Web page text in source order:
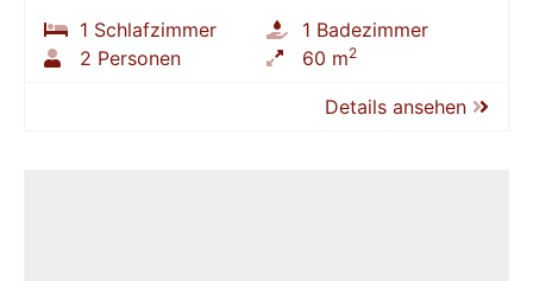
1 Schlafzimmer
1 Badezimmer
2 Personen
60 m2
Details ansehen